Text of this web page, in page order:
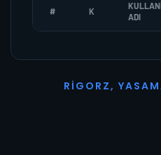
# K
ADI
R I G O R Z, YASAM